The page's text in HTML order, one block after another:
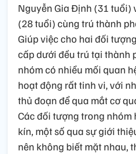
Nguyễn Gia Định (31 tuổi)
(28 tuổi) cùng trú thành
Giúp việc cho hai đối
cấp dưới đều trú tại thành
nhóm có nhiều mối quan
hoạt động rất tinh vi, với
thủ đoạn để qua mắt cơ
Các đối tượng trong nhóm
kín, một số qua sự giới
nên không biết mặt nhau,